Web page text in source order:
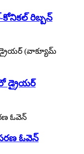
కోనికల్ రిబ్బన్
డ్రైయర్
ఓవెన్